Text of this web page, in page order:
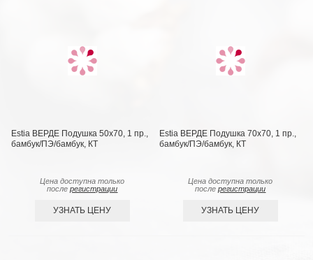
Estia ВЕРДЕ Подушка 50х70, 1 пр.,
бамбук/ПЭ/бамбук, КТ
Цена доступна только
послерегистрации
УЗНАТЬ ЦЕНУ
Estia ВЕРДЕ Подушка 70х70, 1 пр.,
бамбук/ПЭ/бамбук, КТ
Цена доступна только
послерегистрации
УЗНАТЬ ЦЕНУ